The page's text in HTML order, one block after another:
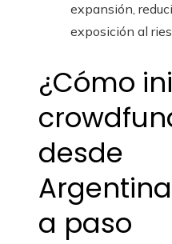
expansión,
exposición al
¿Cómo
desde
a paso